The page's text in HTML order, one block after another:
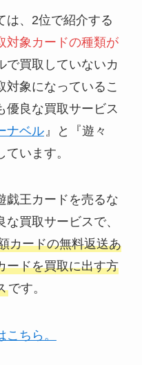
は、2位で紹介する
対象カードの種類が
で買取していないカ
対象になっているこ
優良な買取サービス
ナベル 』と『遊々
います。
戯王カードを売るな
買取サービスで、
カードの無料返送あ
ードを買取に出す方
です。
ちら。